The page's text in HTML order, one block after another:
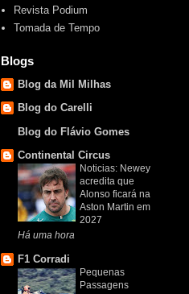
Revista Podium
Tomada de Tempo
Blogs
Blog da Mil Milhas
Blog do Carelli
Blog do Flávio Gomes
Continental Circus
Noticias: Newey
acredita que
Alonso ficará na
Aston Martin em
2027
Há uma hora
F1 Corradi
Pequenas
Passagens